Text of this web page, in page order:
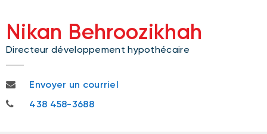
Nikan Behroozikhah
Directeur développement hypothécaire
nikan.behroozikhah@bnc.ca
Envoyer un courriel
438 458-3688
438 458-3688